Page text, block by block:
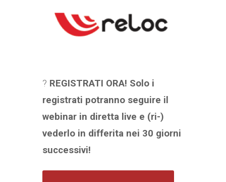
? REGISTRATI ORA! Solo i
registrati potranno seguire il
webinar in diretta live e (ri-)
vederlo in differita nei 30 giorni
successivi!